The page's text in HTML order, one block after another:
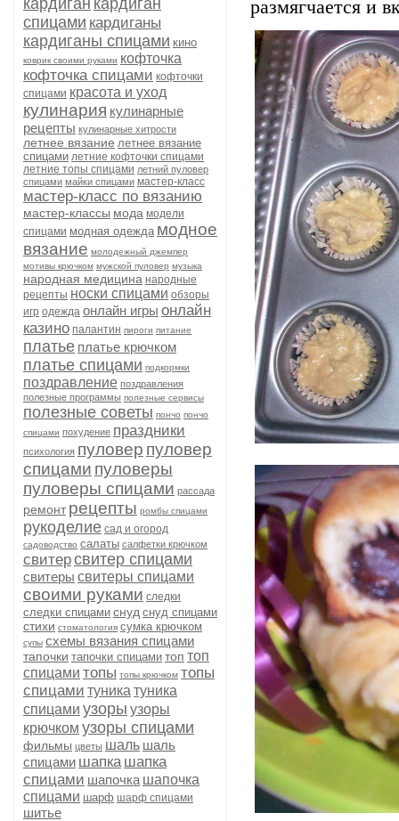
кардиган кардиган
спицами кардиганы
кардиганы спицами кино
коврик своими руками кофточка
кофточка спицами кофточки
спицами красота и уход
кулинария кулинарные
рецепты кулинарные хитрости
летнее вязание летнее вязание
спицами летние кофточки спицами
летние топы спицами летний пуловер
спицами майки спицами мастер-класс
мастер-класс по вязанию
мастер-классы мода модели
спицами модная одежда модное
вязание молодежный джемпер
мотивы крючком мужской пуловер музыка
народная медицина народные
рецепты носки спицами обзоры
игр одежда онлайн игры онлайн
казино палантин пироги питание
платье платье крючком
платье спицами подкормки
поздравление поздравления
полезные программы полезные сервисы
полезные советы пончо пончо
спицами похудение праздники
психология пуловер пуловер
спицами пуловеры
пуловеры спицами рассада
ремонт рецепты ромбы спицами
рукоделие сад и огород
садоводство салаты салфетки крючком
свитерсвитер спицами
свитеры свитеры спицами
своими руками следки
следки спицами снуд снуд спицами
стихи стоматология сумка крючком
супы схемы вязания спицами
тапочки тапочки спицами топ топ
спицами топы топы крючком топы
спицами туника туника
спицами узоры узоры
крючком узоры спицами
фильмы цветы шаль шаль
спицами шапка шапка
спицами шапочка шапочка
спицами шарф шарф спицами
шитье
размягчается и